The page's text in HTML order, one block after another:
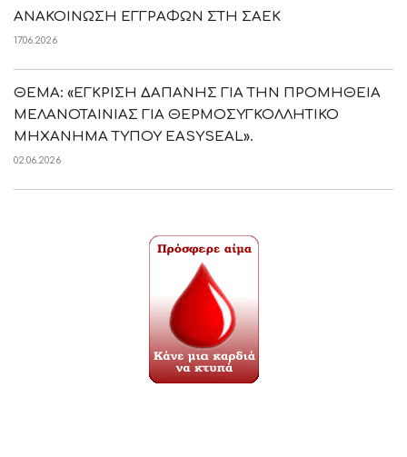
ΑΝΑΚΟΙΝΩΣΗ ΕΓΓΡΑΦΩΝ ΣΤΗ ΣΑΕΚ
17.06.2026
ΘΕΜΑ: «ΕΓΚΡΙΣΗ ΔΑΠΑΝΗΣ ΓΙΑ ΤΗΝ ΠΡΟΜΗΘΕΙΑ
ΜΕΛΑΝΟΤΑΙΝΙΑΣ ΓΙΑ ΘΕΡΜΟΣΥΓΚΟΛΛΗΤΙΚΟ
ΜΗΧΑΝΗΜΑ ΤΥΠΟΥ EASYSEAL».
02.06.2026